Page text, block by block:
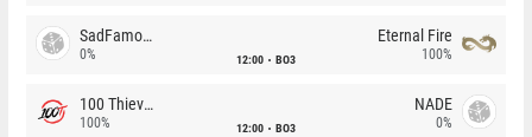
SadFamous
0% 12:00 BO3
Eternal Fire
100%
100 Thieves
100% 12:00 BO3
NADE
0%